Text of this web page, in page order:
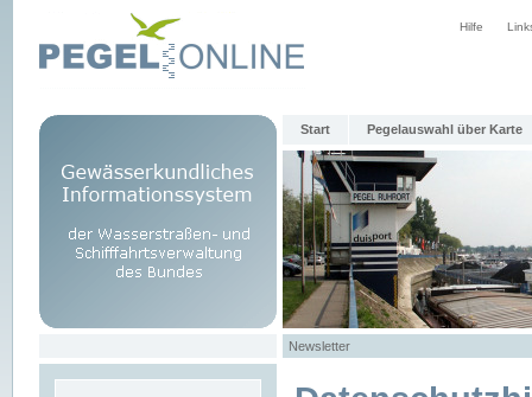
Hilfe
Start Pegelauswahl über Karte
Newsletter